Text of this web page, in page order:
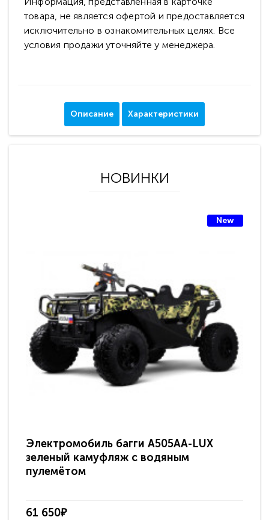
товара, не является офертой и предоставляется
исключительно в ознакомительных целях. Все
условия продажи уточняйте у менеджера.
Описание Характеристики
НОВИНКИ
New
Электромобиль багги A505AA-LUX
зеленый камуфляж с водяным
пулемётом
61 650₽